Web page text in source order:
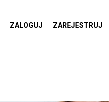
ZALOGUJ ZAREJESTRUJ